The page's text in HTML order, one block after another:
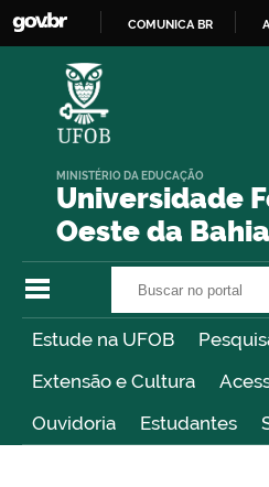
COMUNICA BR
Universidade
Oeste da Bahia
MINISTÉRIO DA EDUCAÇÃO
Estude na UFOB
Extensão e Cultura
Ouvidoria
Estudantes